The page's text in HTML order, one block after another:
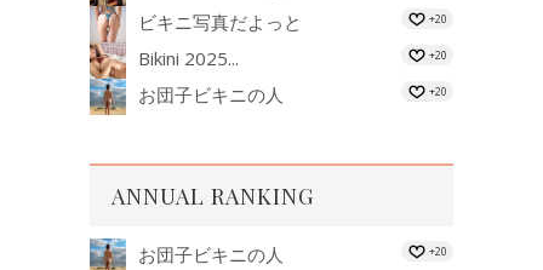
ビキニ写真だよっと +20
Bikini 2025... +20
お団子ビキニの人 +20
ANNUAL RANKING
お団子ビキニの人 +20